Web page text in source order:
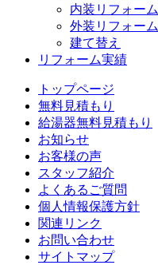
内装リフォーム
外装リフォーム
建て替え
リフォーム実績
トップページ
無料見積もり
給湯器無料見積もり
お知らせ
お客様の声
スタッフ紹介
よくあるご質問
個人情報保護方針
関連リンク
お問い合わせ
サイトマップ